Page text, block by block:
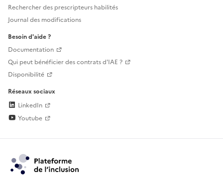
Rechercher des prescripteurs habilités
Journal des modifications
Besoin d'aide ?
Documentation
Qui peut bénéficier des contrats d'IAE ?
Disponibilité
Réseaux sociaux
LinkedIn
Youtube